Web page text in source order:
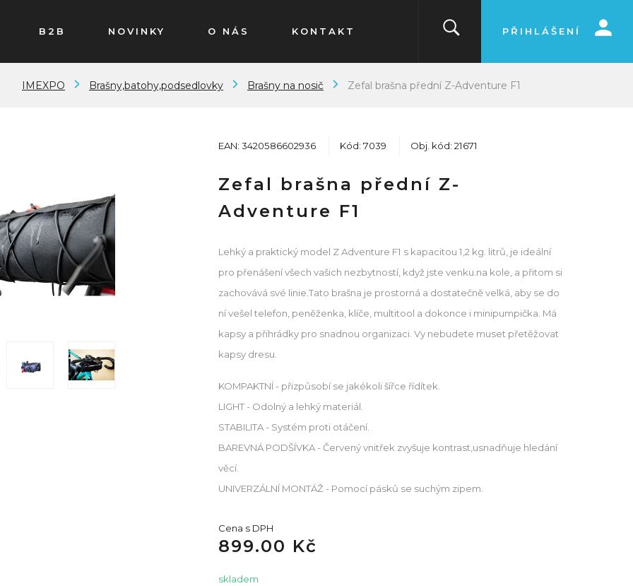
B2B NOVINKY O NÁS KONTAKT PŘIHLÁŠENÍ
IMEXPO Brašny,batohy,podsedlovky Brašny na nosič Zefal brašna přední Z-Adventure F1
EAN: 3420586602936 Kód: 7039 Obj. kód: 21671
Zefal brašna přední Z-
Adventure F1
Lehký a praktický model Z Adventure F1 s kapacitou 1,2 kg. litrů, je ideální
pro přenášení všech vašich nezbytností, když jste venku.na kole, a přitom si
zachovává své linie.Tato brašna je prostorná a dostatečně velká, aby se do
ní vešel telefon, peněženka, klíče, multitool a dokonce i minipumpička. Má
kapsy a přihrádky pro snadnou organizaci. Vy nebudete muset přetěžovat
kapsy dresu.
KOMPAKTNÍ - přizpůsobí se jakékoli šířce řídítek.
LIGHT - Odolný a lehký materiál.
STABILITA - Systém proti otáčení.
BAREVNÁ PODŠÍVKA - Červený vnitřek zvyšuje kontrast,usnadňuje hledání
věcí.
UNIVERZÁLNÍ MONTÁŽ - Pomocí pásků se suchým zipem.
Cena s DPH
899.00 Kč
skladem